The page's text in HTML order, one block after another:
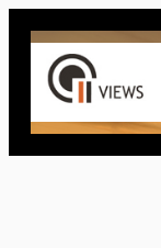
Saltar
contenido